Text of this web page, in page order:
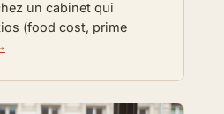
un cabinet qui
(food cost, prime